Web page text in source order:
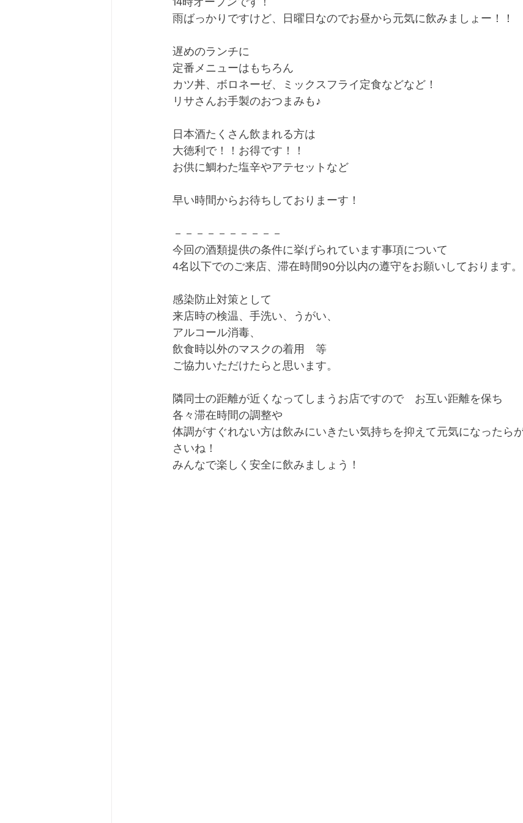
雨ばっかりですけど、日曜日なのでお昼から元気に飲みましょー！！
遅めのランチに
定番メニューはもちろん
カツ丼、ボロネーゼ、ミックスフライ定食などなど！
リサさんお手製のおつまみも♪
日本酒たくさん飲まれる方は
大徳利で！！お得です！！
お供に鯛わた塩辛やアテセットなど
早い時間からお待ちしておりまーす！
－－－－－－－－－－
今回の酒類提供の条件に挙げられています事項について
4名以下でのご来店、滞在時間90分以内の遵守をお願いしております。
感染防止対策として
来店時の検温、手洗い、うがい、
アルコール消毒、
飲食時以外のマスクの着用　等
ご協力いただけたらと思います。
隣同士の距離が近くなってしまうお店ですので　お互い距離を保ち
各々滞在時間の調整や
体調がすぐれない方は飲みにいきたい気持ちを抑えて元気になったら
さいね！
みんなで楽しく安全に飲みましょう！